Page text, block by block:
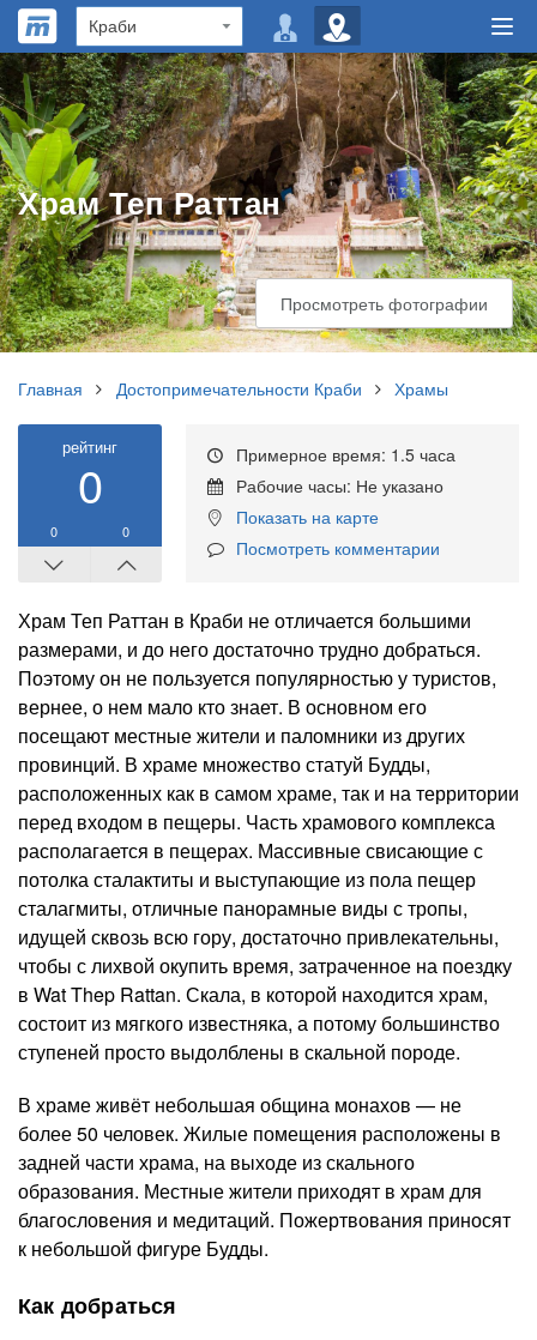
Храм Теп Раттан
Просмотреть фотографии
Главная Достопримечательности Краби Храмы
рейтинг
0
0 0
Примерное время: 1.5 часа
Рабочие часы: Не указано
Показать на карте
Посмотреть комментарии
Храм Теп Раттан в Краби не отличается большими
размерами, и до него достаточно трудно добраться.
Поэтому он не пользуется популярностью у туристов,
вернее, о нем мало кто знает. В основном его
посещают местные жители и паломники из других
провинций. В храме множество статуй Будды,
расположенных как в самом храме, так и на территории
перед входом в пещеры. Часть храмового комплекса
располагается в пещерах. Массивные свисающие с
потолка сталактиты и выступающие из пола пещер
сталагмиты, отличные панорамные виды с тропы,
идущей сквозь всю гору, достаточно привлекательны,
чтобы с лихвой окупить время, затраченное на поездку
в Wat Thep Rattan. Скала, в которой находится храм,
состоит из мягкого известняка, а потому большинство
ступеней просто выдолблены в скальной породе.
В храме живёт небольшая община монахов — не
более 50 человек. Жилые помещения расположены в
задней части храма, на выходе из скального
образования. Местные жители приходят в храм для
благословения и медитаций. Пожертвования приносят
к небольшой фигуре Будды.
Как добраться